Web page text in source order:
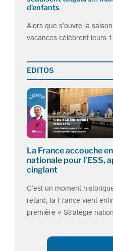
d’enfants
Alors que s’ouvre la
vacances célèbrent leurs
EDITOS
La France accouche
nationale pour l’ESS,
cinglant
C’est un moment
retard, la France vient
première « Stratégie